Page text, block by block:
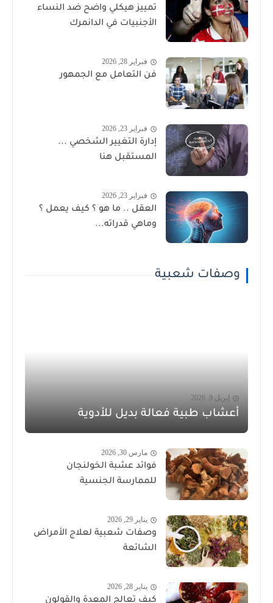
تمييز هيكلي واضح ضد النساء
الأجنبيات في الدانمرك
فبراير 28, 2026
فن التعامل مع الجمهور
فبراير 23, 2026
إدارة التغيير الشخصي ...
المستقبل هنا
فبراير 23, 2026
العقل .. ما هو ؟ كيف يعمل ؟
وماهي قدراته...
وصفات شعبية
إبريل 9, 2026
أعشاب طبية فعالة بديل للأدوية
مارس 30, 2026
فوائد عشبة الخولنجان
للممارسة الجنسية
يناير 29, 2026
وصفات شعبية لعلاج الأمراض
الشائعة
يناير 28, 2026
كيف تعالج المعدة والقولون